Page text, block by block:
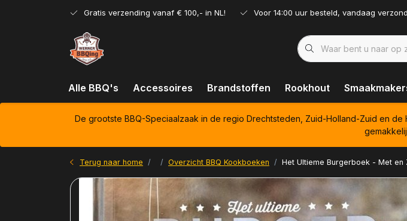
Gratis verzending vanaf € 100,- in NL! Voor 14:00 uur besteld, vandaag
Alle BBQ's Accessoires Brandstoffen Rookhout
De grootste BBQ-Speciaalzaak in de regio Drechtsteden, Zuid-Holland-Zuid en
Terug naar home Overzicht BBQ Kookboeken Het Ultieme Burgerboek - Met en